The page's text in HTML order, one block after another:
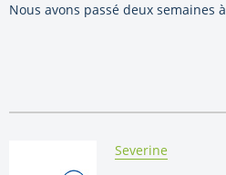
Nous avons passé deux semaines
By:
Severine